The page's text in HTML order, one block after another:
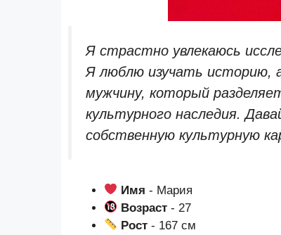
Я страстно увлекаюсь
Я люблю изучать историю,
мужчину, который
культурного наследия.
собственную культурную
Имя - Мария
Возраст - 27
Рост - 167 см